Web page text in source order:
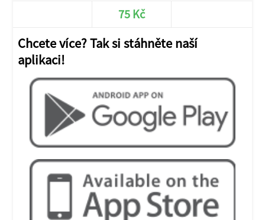
75 Kč
Chcete více? Tak si stáhněte naší
aplikaci!